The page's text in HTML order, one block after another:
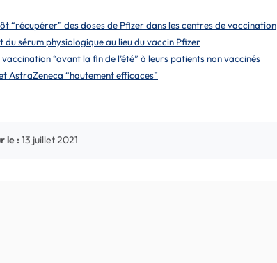
“récupérer” des doses de Pfizer dans les centres de vaccination
sérum physiologique au lieu du vaccin Pfizer
“avant la fin de l’été” à leurs patients non vaccinés
AstraZeneca “hautement efficaces”
le : 13 juillet 2021